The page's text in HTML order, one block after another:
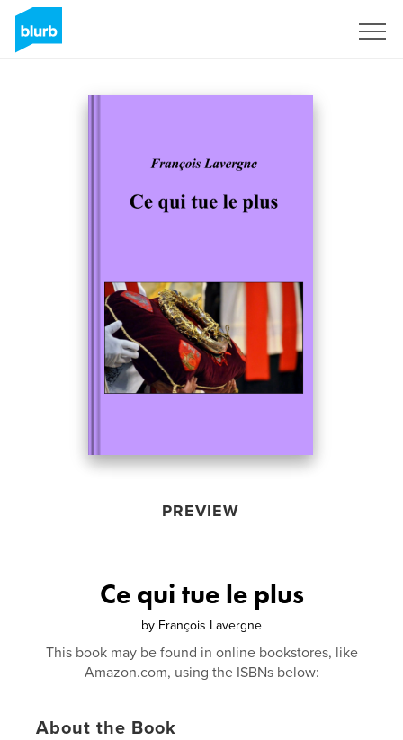
PREVIEW
Ce qui tue le plus
by François Lavergne
This book may be found in online bookstores, like
Amazon.com, using the ISBNs below:
About the Book